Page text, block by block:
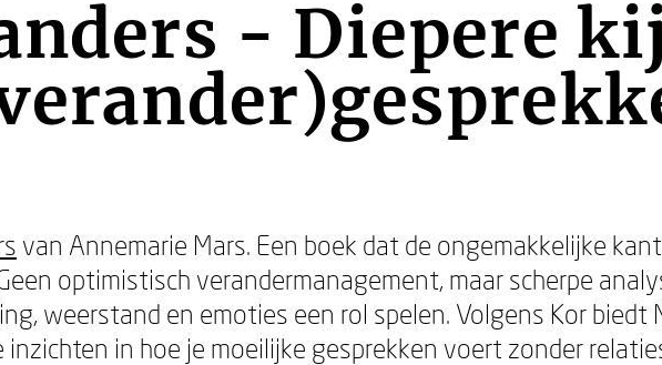
- Diepere
van Annemarie Mars. Een boek dat de ongemakkelijke
optimistisch verandermanagement, maar scherpe
weerstand en emoties een rol spelen. Volgens Kor biedt
in hoe je moeilijke gesprekken voert zonder